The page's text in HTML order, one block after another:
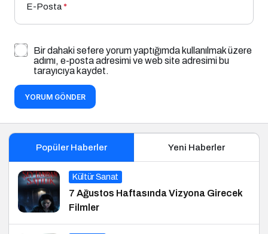
E-Posta*
Bir dahaki sefere yorum yaptığımda kullanılmak üzere
adımı, e-posta adresimi ve web site adresimi bu
tarayıcıya kaydet.
YORUM GÖNDER
Popüler Haberler Yeni Haberler
Kültür Sanat
7 Ağustos Haftasında Vizyona Girecek
Filmler